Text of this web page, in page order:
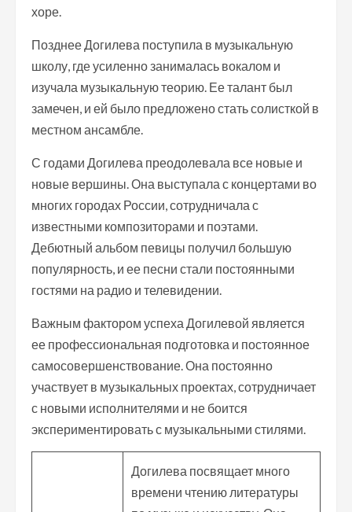
хоре.
Позднее Догилева поступила в музыкальную
школу, где усиленно занималась вокалом и
изучала музыкальную теорию. Ее талант был
замечен, и ей было предложено стать солисткой в
местном ансамбле.
С годами Догилева преодолевала все новые и
новые вершины. Она выступала с концертами во
многих городах России, сотрудничала с
известными композиторами и поэтами.
Дебютный альбом певицы получил большую
популярность, и ее песни стали постоянными
гостями на радио и телевидении.
Важным фактором успеха Догилевой является
ее профессиональная подготовка и постоянное
самосовершенствование. Она постоянно
участвует в музыкальных проектах, сотрудничает
с новыми исполнителями и не боится
экспериментировать с музыкальными стилями.
Догилева посвящает много
времени чтению литературы